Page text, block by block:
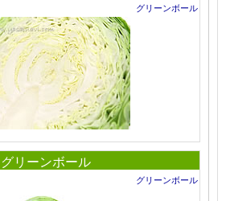
グリーンボール
グリーンボール
グリーンボール